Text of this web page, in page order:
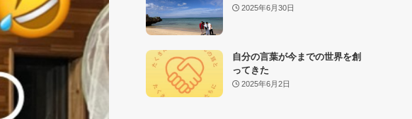
2025年6月30日
自分の言葉が今までの世界を創
ってきた
2025年6月2日